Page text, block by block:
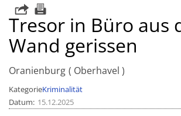
Tresor in Büro aus
Wand gerissen
Oranienburg Oberhavel
KategorieKriminalität
Datum 15.12.2025